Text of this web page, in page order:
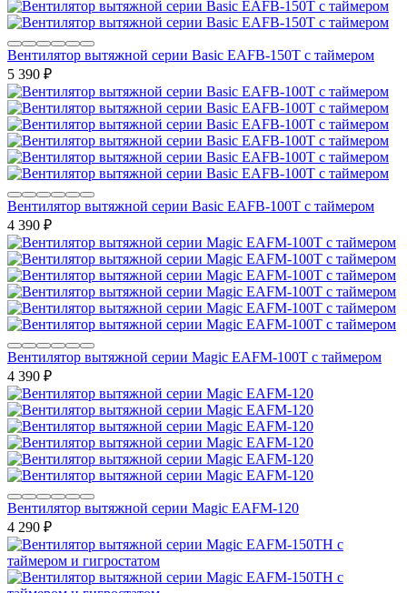
Вентилятор вытяжной серии Basic EAFB-150T с таймером
5 390 ₽
Вентилятор вытяжной серии Basic EAFB-100T с таймером
4 390 ₽
Вентилятор вытяжной серии Magic EAFM-100T с таймером
4 390 ₽
Вентилятор вытяжной серии Magic EAFM-120
4 290 ₽